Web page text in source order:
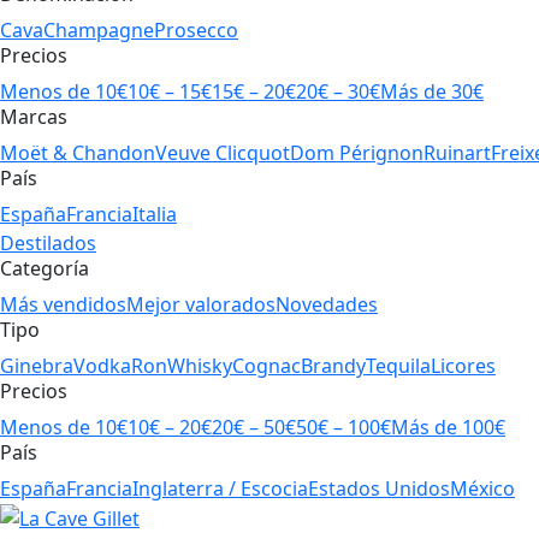
CavaChampagneProsecco
Precios
Menos de 10€10€ – 15€15€ – 20€20€ – 30€Más de 30€
Marcas
Moët & ChandonVeuve ClicquotDom PérignonRuinart
País
EspañaFranciaItalia
Destilados
Categoría
Más vendidosMejor valoradosNovedades
Tipo
GinebraVodkaRonWhiskyCognacBrandyTequilaLicores
Precios
Menos de 10€10€ – 20€20€ – 50€50€ – 100€Más de 100€
País
EspañaFranciaInglaterra / EscociaEstados UnidosMéxico